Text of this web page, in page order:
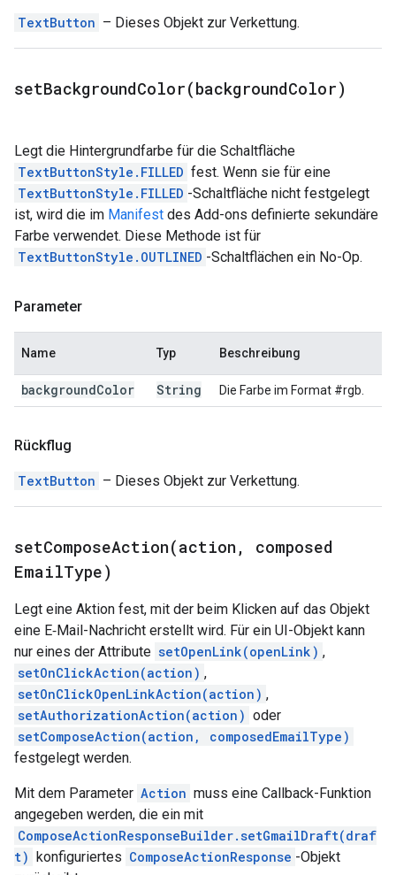
TextButton – Dieses Objekt zur Verkettung.
setBackgroundColor(backgroundColor)
Legt die Hintergrundfarbe für die Schaltfläche
TextButtonStyle.FILLED fest. Wenn sie für eine
TextButtonStyle.FILLED -Schaltfläche nicht festgelegt
ist, wird die im Manifest des Add-ons definierte sekundäre
Farbe verwendet. Diese Methode ist für
TextButtonStyle.OUTLINED -Schaltflächen ein No-Op.
Parameter
Name Typ Beschreibung
backgroundColor String Die Farbe im Format #rgb.
Rückflug
TextButton – Dieses Objekt zur Verkettung.
setComposeAction(action ,
composed
EmailType)
Legt eine Aktion fest, mit der beim Klicken auf das Objekt
eine E‑Mail-Nachricht erstellt wird. Für ein UI-Objekt kann
nur eines der Attribute setOpenLink(openLink) ,
setOnClickAction(action) ,
setOnClickOpenLinkAction(action) ,
setAuthorizationAction(action) oder
setComposeAction(action, composedEmailType)
festgelegt werden.
Mit dem Parameter Action muss eine Callback-Funktion
angegeben werden, die ein mit
ComposeActionResponseBuilder.setGmailDraft(draf
t) konfiguriertes ComposeActionResponse -Objekt